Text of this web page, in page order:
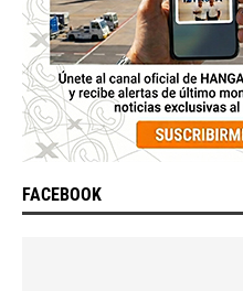
FACEBOOK